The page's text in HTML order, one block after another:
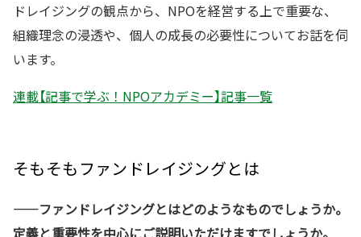
ドレイジングの観点から、NPOを経営する上で重要な、
組織理念の浸透や、個人の成長の必要性についてお話を伺
います。
連載【記事で学ぶ！NPOアカデミー】記事一覧
そもそもファンドレイジングとは
——ファンドレイジングとはどのようなものでしょうか。
定義と重要性を中心にご説明いただけますでしょうか。